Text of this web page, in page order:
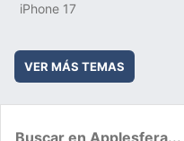
iPhone 17
VER MÁS TEMAS